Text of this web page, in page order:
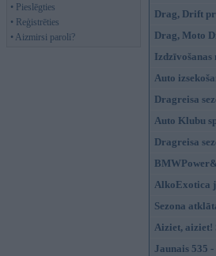
• Pieslēgties
• Reģistrēties
• Aizmirsi paroli?
Drag, Drift
Drag, Moto
Auto
Dragreisa
Auto Klubu
Dragreisa
AlkoExotica
Sezona
Aiziet, aiziet!
Jaunais 535